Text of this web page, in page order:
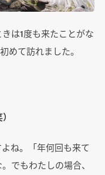
は1度も来たことがな
めて訪れました。
ね。「年何回も来て
でもわたしの場合、